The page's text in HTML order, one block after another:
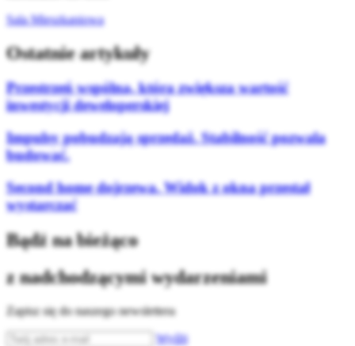
Sala Mieszkaniowa
Ostatnie artykuły
Przestrzeń wspólna, która zwiększa wartość
inwestycji deweloperskiej
Impulsy pobudzają sprzedaż. Stabilność pozwala
budować.
Second home dojrzewa. Widok z okna przestał
wystarczać
Bądź na bieżąco
z nadchodzącymi wydarzeniami
Zapisz się do naszego newslettera
Wyślij